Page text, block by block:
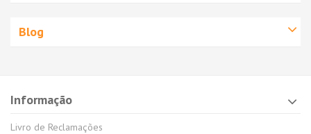
Blog
Informação
Livro de Reclamações